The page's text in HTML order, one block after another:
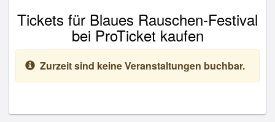
Tickets für Blaues Rauschen-Festival
bei ProTicket kaufen
Zurzeit sind keine Veranstaltungen buchbar.